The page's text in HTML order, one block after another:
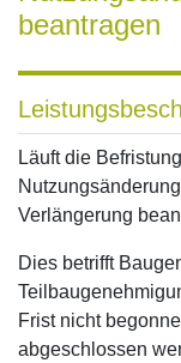
beantragen
Läuft die
Verlängerung
Dies betrifft
Frist nicht
abgeschlossen